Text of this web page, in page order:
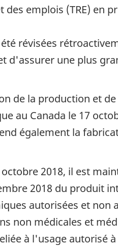
des emplois (TRE) en
révisées
d'assurer une plus
de la production et
au Canada le 17
également la
2018, il est
2018 du produit
autorisées et
non médicales et
à l'usage autorisé